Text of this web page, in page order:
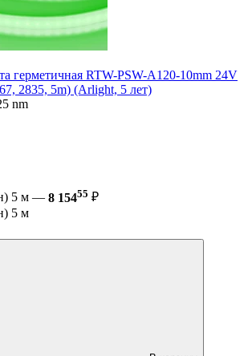
герметичная RTW-PSW-A120-10mm 24V
2835, 5m) (Arlight, 5 лет)
nm
5 м — 8 15455 ₽
5 м